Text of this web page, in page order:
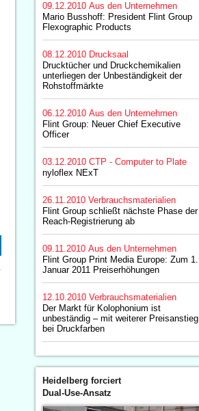
09.12.2010 Aus den Unternehmen
Mario Busshoff: President Flint Group
Flexographic Products
08.12.2010 Drucksaal
Drucktücher und Druckchemikalien
unterliegen der Unbeständigkeit der
Rohstoffmärkte
06.12.2010 Aus den Unternehmen
Flint Group: Neuer Chief Executive
Officer
03.12.2010 CTP - Computer to Plate
nyloflex NExT
26.11.2010 Verbrauchsmaterialien
Flint Group schließt nächste Phase der
Reach-Registrierung ab
09.11.2010 Aus den Unternehmen
Flint Group Print Media Europe: Zum 1.
Januar 2011 Preiserhöhungen
12.10.2010 Verbrauchsmaterialien
Der Markt für Kolophonium ist
unbeständig – mit weiterer Preisanstieg
bei Druckfarben
Heidelberg forciert
Dual-Use-Ansatz